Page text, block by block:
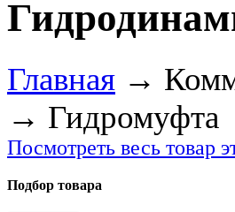
Главная →
→ Гидромуфта
Посмотреть весь товар
Подбор товара